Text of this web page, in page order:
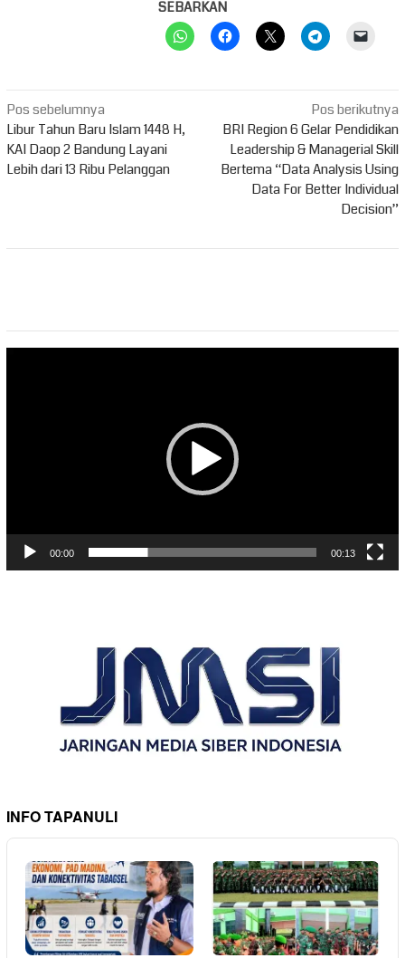
SEBARKAN
Navigasi
pos
Pos sebelumnya
Libur Tahun Baru Islam 1448 H,
KAI Daop 2 Bandung Layani
Lebih dari 13 Ribu Pelanggan
Pos berikutnya
BRI Region 6 Gelar Pendidikan
Leadership & Managerial Skill
Bertema “Data Analysis Using
Data For Better Individual
Decision”
00:00 00:13
INFO TAPANULI